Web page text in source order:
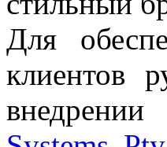
Для
клиентов